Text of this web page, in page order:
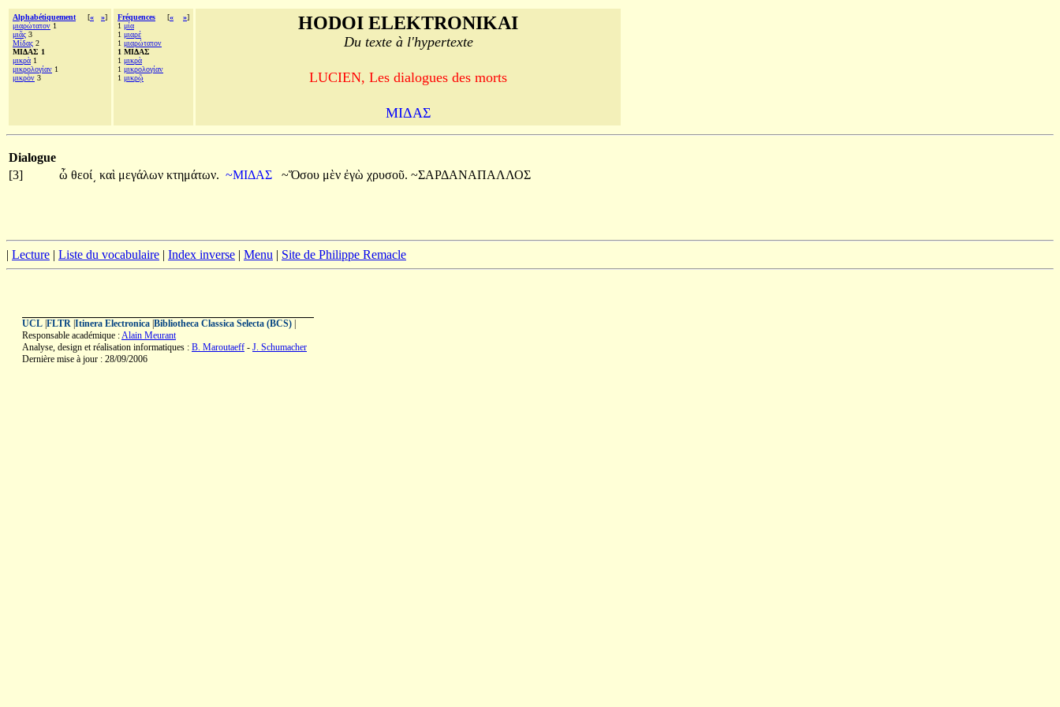
Alphabétiquement [« »]
μιαρώτατον 1
μιᾶς 3
Μίδας 2
ΜΙΔΑΣ 1
μικρὰ 1
μικρολογίαν 1
μικρὸν 3
Fréquences [« »]
1 μία
1 μιαρέ
1 μιαρώτατον
1 ΜΙΔΑΣ
1 μικρὰ
1 μικρολογίαν
1 μικρῷ
HODOI ELEKTRONIKAI
Du texte à l'hypertexte
LUCIEN, Les dialogues des morts
ΜΙΔΑΣ
Dialogue
[3]
ὦ θεοί͵ καὶ μεγάλων κτημάτων. ~ΜΙΔΑΣ ~Ὅσου μὲν ἐγὼ χρυσοῦ. ~ΣΑΡΔΑΝΑΠΑΛΛΟΣ
| Lecture | Liste du vocabulaire | Index inverse | Menu | Site de Philippe Remacle
UCL FLTR Itinera Electronica Bibliotheca Classica Selecta (BCS)
Responsable académique :Alain Meurant
Analyse, design et réalisation informatiques : B. Maroutaeff - J. Schumacher
Dernière mise à jour : 28/09/2006